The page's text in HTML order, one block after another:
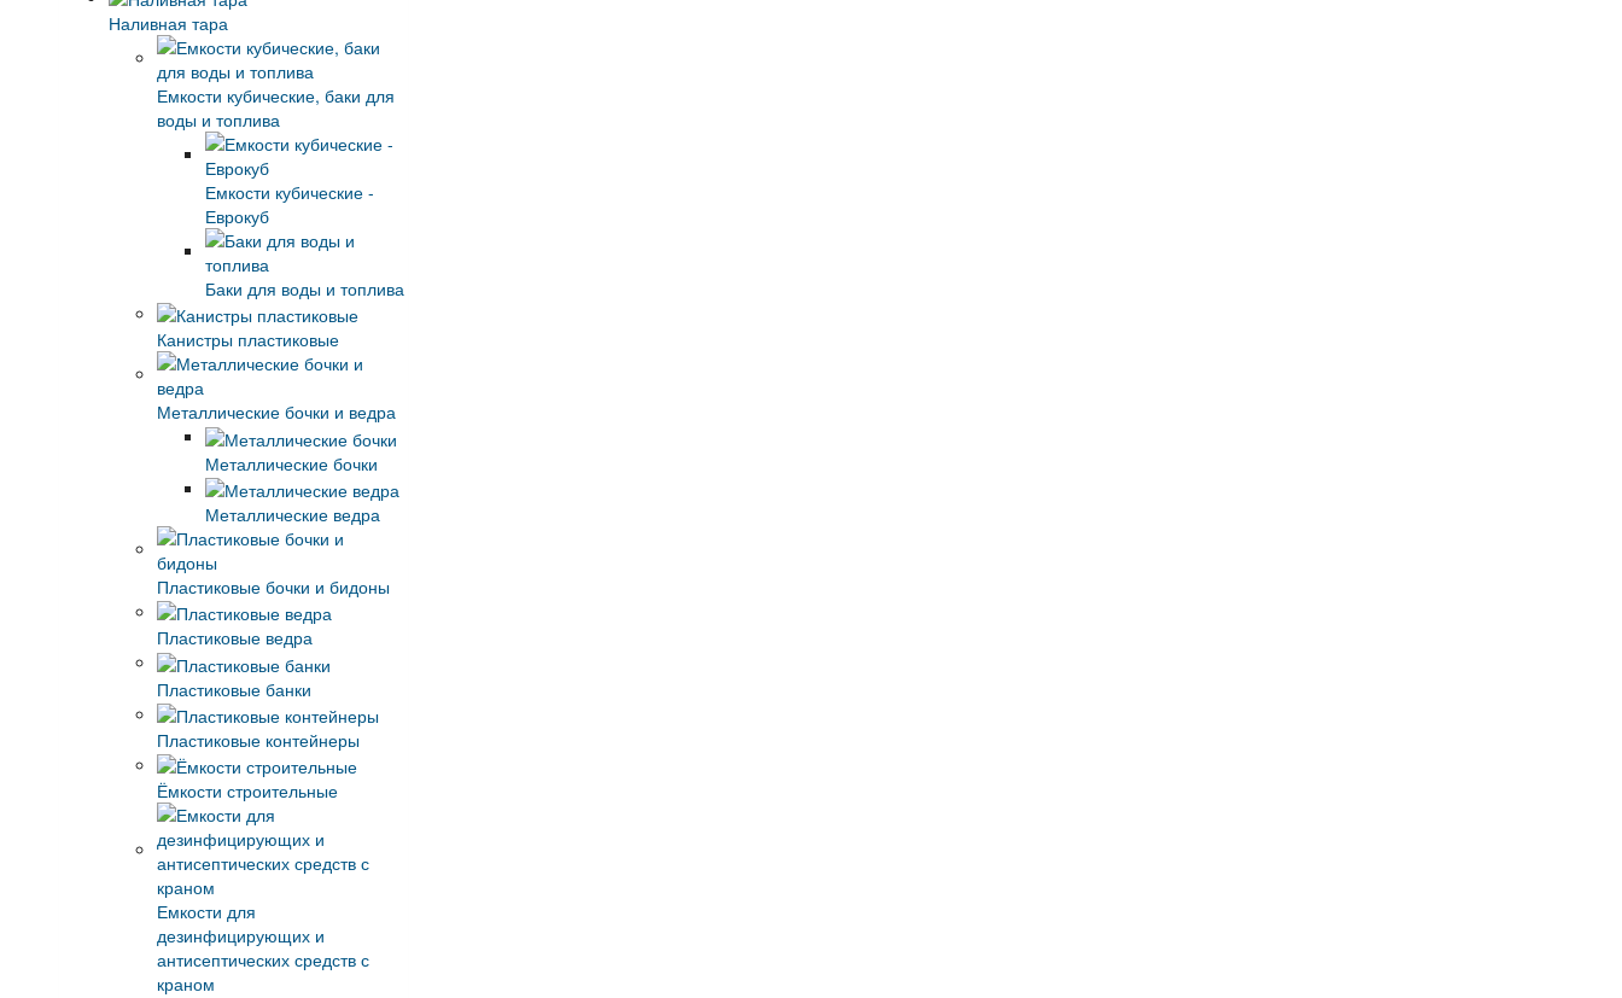
Наливная тара
Емкости кубические, баки для
воды и топлива
Емкости кубические -
Еврокуб
Баки для воды и топлива
Канистры пластиковые
Металлические бочки и ведра
Металлические бочки
Металлические ведра
Пластиковые бочки и бидоны
Пластиковые ведра
Пластиковые банки
Пластиковые контейнеры
Ёмкости строительные
Емкости для
дезинфицирующих и
антисептических средств с
краном